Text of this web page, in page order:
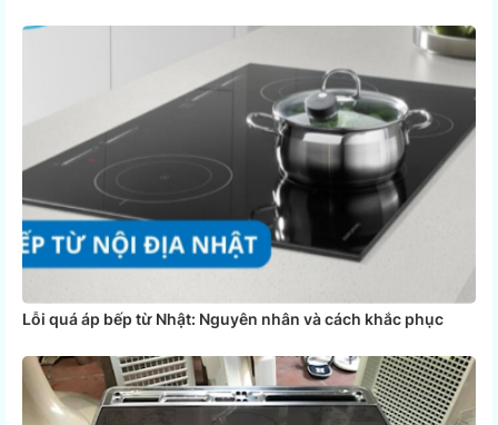
Lỗi quá áp bếp từ Nhật: Nguyên nhân và cách khắc phục